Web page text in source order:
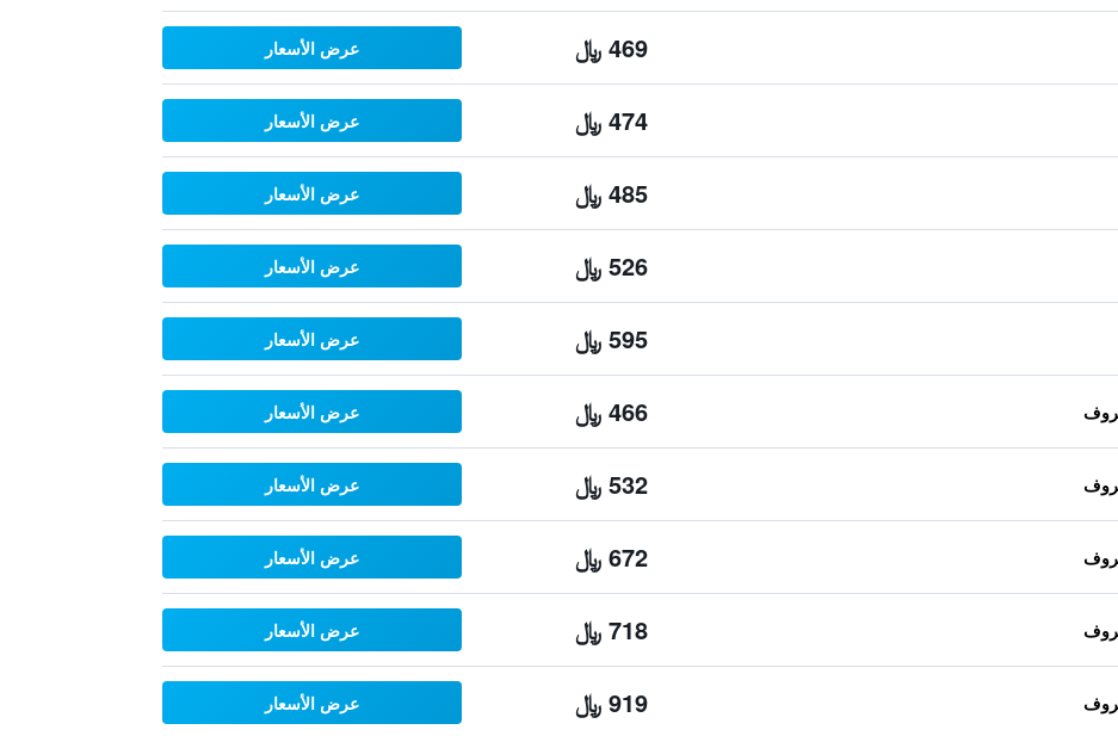
469 ﷼ عرض الأسعار
474 ﷼ عرض الأسعار
485 ﷼ عرض الأسعار
526 ﷼ عرض الأسعار
595 ﷼ عرض الأسعار
466 ﷼ عرض الأسعار
532 ﷼ عرض الأسعار
672 ﷼ عرض الأسعار
718 ﷼ عرض الأسعار
919 ﷼ عرض الأسعار